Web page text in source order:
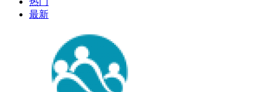
最新